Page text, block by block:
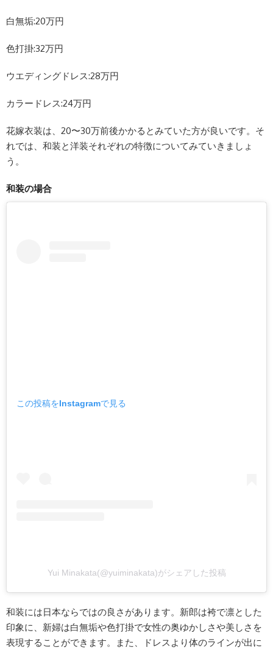
白無垢:20万円
色打掛:32万円
ウエディングドレス:28万円
カラードレス:24万円
花嫁衣装は、20〜30万前後かかるとみていた方が良いです。そ
れでは、和装と洋装それぞれの特徴についてみていきましょ
う。
和装の場合
この投稿をInstagramで見る
Yui Minakata(@yuiminakata)がシェアした投稿
和装には日本ならではの良さがあります。新郎は袴で凛とした
印象に、新婦は白無垢や色打掛で女性の奥ゆかしさや美しさを
表現することができます。また、ドレスより体のラインが出に